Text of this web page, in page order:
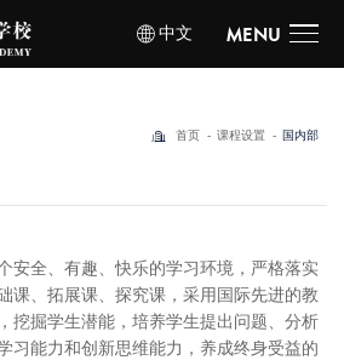
中文 MENU
首页 课程设置 国内部
安全、有趣、快乐的学习环境，严格落实
课、拓展课、探究课，采用国际先进的教
挖掘学生潜能，培养学生提出问题、分析
习能力和创新思维能力，养成终身受益的